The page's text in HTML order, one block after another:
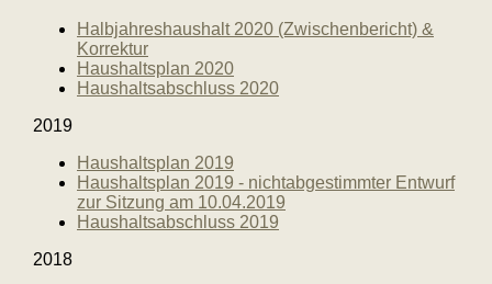
Halbjahreshaushalt 2020 (Zwischenbericht) &
Korrektur
Haushaltsplan 2020
Haushaltsabschluss 2020
2019
Haushaltsplan 2019
Haushaltsplan 2019 - nichtabgestimmter Entwurf
zur Sitzung am 10.04.2019
Haushaltsabschluss 2019
2018